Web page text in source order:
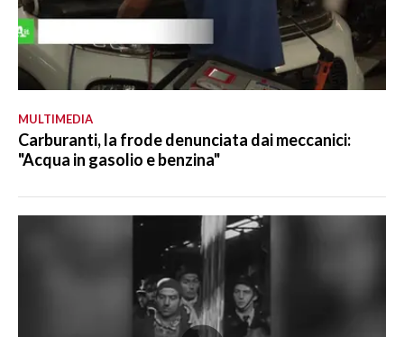
MULTIMEDIA
Carburanti, la frode denunciata dai meccanici:
"Acqua in gasolio e benzina"